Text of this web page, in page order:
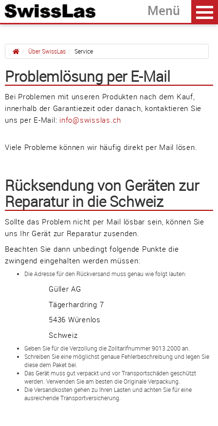
Home
Kontakt
Versandkosten
AGB
Impressum
Güller AG
Tägerhardring 7
5436 Würenlos • Switzerland
info@swisslas.ch
+41 (0)56 424 16 71
+41 (0)56 424 13 71
Warenkorb E-Mail Anrufen
Anfahrt vCard QR-Code Bookmark
Über SwissLas Service
Problemlösung per E-Mail
Bei Problemen mit unseren Produkten nach dem Kauf,
innerhalb der Garantiezeit oder danach, kontaktieren Sie
uns per E-Mail: info@swisslas.ch
Viele Probleme können wir häufig direkt per Mail lösen.
Rücksendung von Geräten zur
Reparatur in die Schweiz
Sollte das Problem nicht per Mail lösbar sein, können Sie
uns Ihr Gerät zur Reparatur zusenden.
Beachten Sie dann unbedingt folgende Punkte die
zwingend eingehalten werden müssen:
Die Adresse für den Rückversand muss genau wie folgt lauten:
Güller AG
Tägerhardring 7
5436 Würenlos
Schweiz
Geben Sie für die Verzollung die Zolltarifnummer 9013.2000 an.
Schreiben Sie eine möglichst genaue Fehlerbeschreibung und legen Sie
diese dem Paket bei.
Das Gerät muss gut verpackt und vor Transportschäden geschützt
werden. Verwenden Sie am besten die Originale Verpackung.
Die Versandkosten gehen zu Ihren Lasten und achten Sie für eine
ausreichende Transportversicherung.